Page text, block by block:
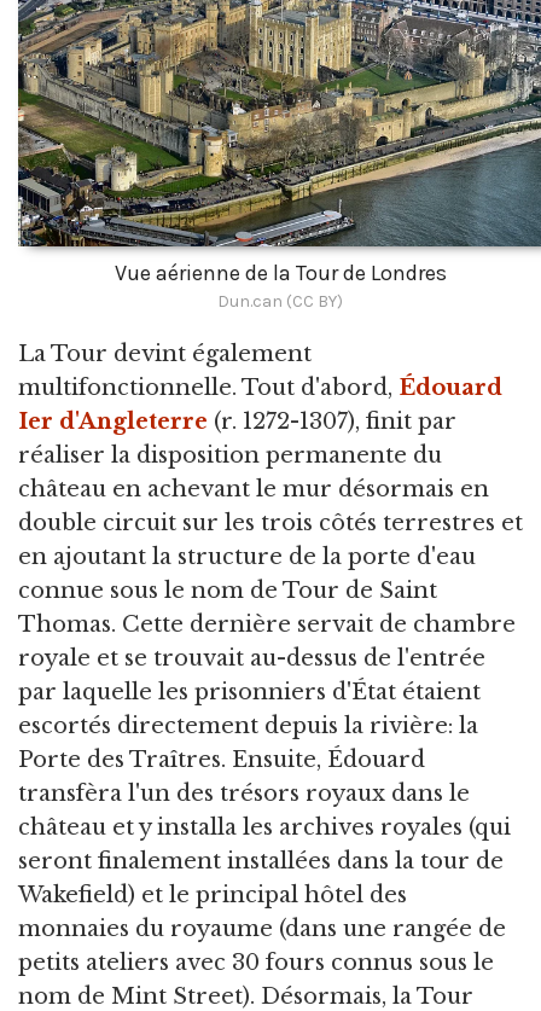
Vue aérienne de la Tour de Londres
Dun.can (CC BY)
La Tour devint également
multifonctionnelle. Tout d'abord, Édouard
Ier d'Angleterre (r. 1272-1307), finit par
réaliser la disposition permanente du
château en achevant le mur désormais en
double circuit sur les trois côtés terrestres et
en ajoutant la structure de la porte d'eau
connue sous le nom de Tour de Saint
Thomas. Cette dernière servait de chambre
royale et se trouvait au-dessus de l'entrée
par laquelle les prisonniers d'État étaient
escortés directement depuis la rivière: la
Porte des Traîtres. Ensuite, Édouard
transfèra l'un des trésors royaux dans le
château et y installa les archives royales (qui
seront finalement installées dans la tour de
Wakefield) et le principal hôtel des
monnaies du royaume (dans une rangée de
petits ateliers avec 30 fours connus sous le
nom de Mint Street). Désormais, la Tour